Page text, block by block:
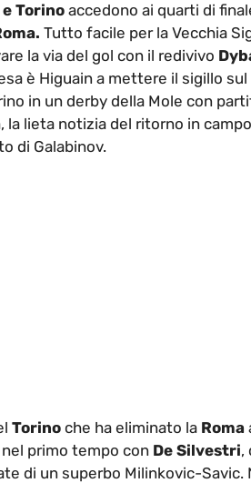
Torino accedono ai quarti di
Tutto facile per la Vecchia
la via del gol con il redivivo
è Higuain a mettere il sigillo
in un derby della Mole con
la lieta notizia del ritorno in
di Galabinov.
Torino che ha eliminato la Roma
primo tempo con De Silvestri,
di un superbo Milinkovic-